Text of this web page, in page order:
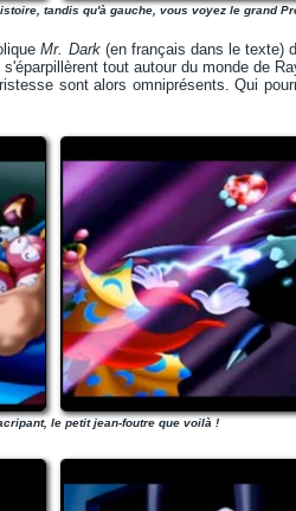
tandis qu'à gauche, vous voyez le grand
Mr. Dark(en français dans le texte)
tout autour du monde de
sont alors omniprésents. Qui
le petit jean-foutre que voilà !